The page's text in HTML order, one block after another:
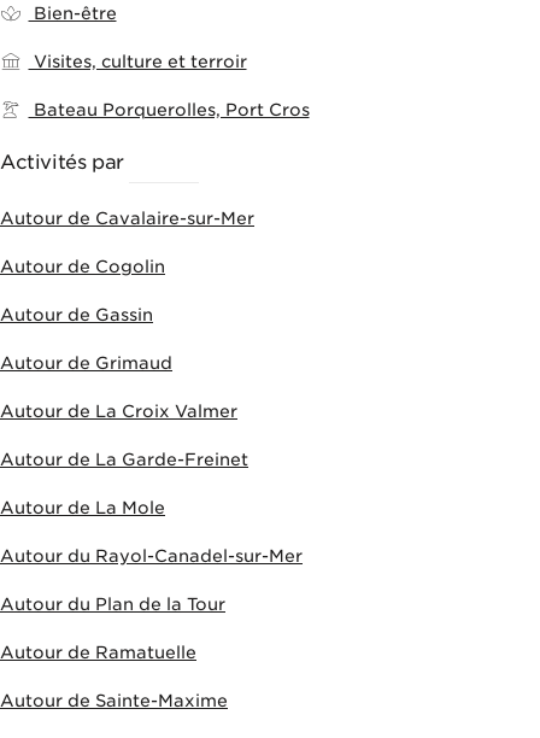
Bien-être
Visites, culture et terroir
Bateau Porquerolles, Port Cros
Activités par
Autour de Cavalaire-sur-Mer
Autour de Cogolin
Autour de Gassin
Autour de Grimaud
Autour de La Croix Valmer
Autour de La Garde-Freinet
Autour de La Mole
Autour du Rayol-Canadel-sur-Mer
Autour du Plan de la Tour
Autour de Ramatuelle
Autour de Sainte-Maxime